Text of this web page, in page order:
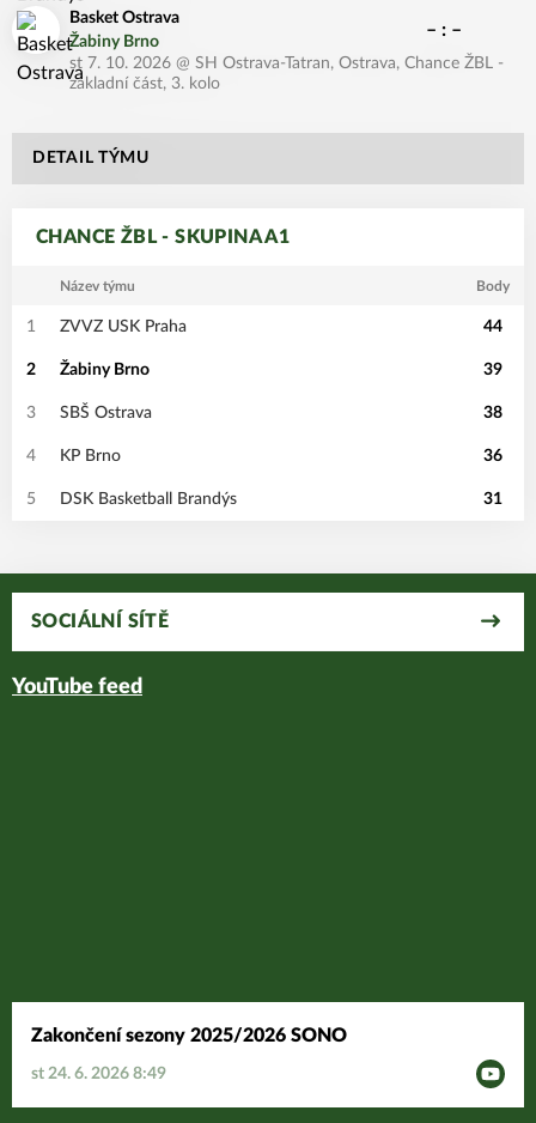
Basket Ostrava
Žabiny Brno
– : –
st 7. 10. 2026 @ SH Ostrava-Tatran, Ostrava, Chance ŽBL -
základní část, 3. kolo
DETAIL TÝMU
CHANCE ŽBL - SKUPINA A1
Název týmu Body
1 ZVVZ USK Praha 44
2 Žabiny Brno 39
3 SBŠ Ostrava 38
4 KP Brno 36
5 DSK Basketball Brandýs 31
SOCIÁLNÍ SÍTĚ
YouTube feed
Zakončení sezony 2025/2026 SONO
st 24. 6. 2026 8:49